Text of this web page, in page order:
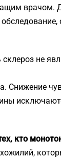
врачом.
не
Снижение
кто